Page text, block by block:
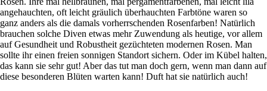
angehauchten, oft leicht gräulich überhauchten Farbtöne waren so
ganz anders als die damals vorherrschenden Rosenfarben! Natürlich
brauchen solche Diven etwas mehr Zuwendung als heutige, vor allem
auf Gesundheit und Robustheit gezüchteten modernen Rosen. Man
sollte ihr einen freien sonnigen Standort sichern. Oder im Kübel halten,
das kann sie sehr gut! Aber das tut man doch gern, wenn man dann auf
diese besonderen Blüten warten kann! Duft hat sie natürlich auch!